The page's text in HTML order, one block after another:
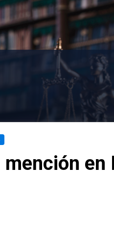
mención en